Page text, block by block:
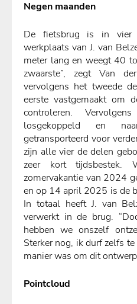
Negen maanden
De fietsbrug is in vier
werkplaats van J. van
meter lang en weegt 40
zwaarste”, zegt Van
vervolgens het tweede
eerste vastgemaakt om
controleren.
losgekoppeld en
getransporteerd voor
zijn alle vier de delen
zeer kort
zomervakantie van 2024
en op 14 april 2025 is de
In totaal heeft J. van
verwerkt in de brug.
hebben we onszelf
Sterker nog, ik durf zelfs
manier was om dit
Pointcloud